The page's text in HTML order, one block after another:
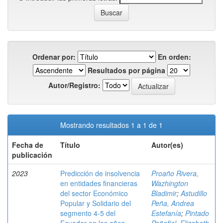
Ordenar por:
En orden:
Resultados por página
Autor/Registro:
Mostrando resultados 1 a 1 de 1
Fecha de
publicación
Título Autor(es)
2023
Predicción de insolvencia
en entidades financieras
del sector Económico
Popular y Solidario del
segmento 4-5 del
Proaño Rivera,
Wazhington
Bladimir;Astudillo
Peña, Andrea
Estefanía; Pintado